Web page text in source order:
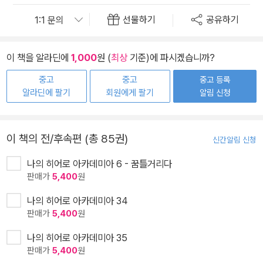
선물하기 공유하기
이 책을 알라딘에 1,000원 (최상기준)에 파시겠습니까?
중고
알라딘에 팔기
중고
회원에게 팔기
중고 등록
알림 신청
이 책의 전/후속편 (총 85권) 신간알림 신청
나의 히어로 아카데미아 6 - 꿈틀거리다
판매가 5,400원
나의 히어로 아카데미아 34
판매가 5,400원
나의 히어로 아카데미아 35
판매가 5,400원